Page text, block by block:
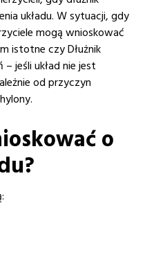
układu. W sytuacji, gdy
mogą wnioskować
istotne czy Dłużnik
jeśli układ nie jest
od przyczyn
o